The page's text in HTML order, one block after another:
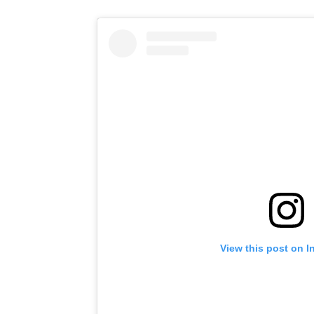
View this post on